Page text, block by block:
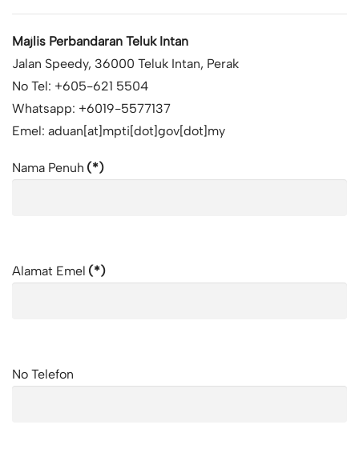
Majlis Perbandaran Teluk Intan
Jalan Speedy, 36000 Teluk Intan, Perak
No Tel: +605-621 5504
Whatsapp: +6019-5577137
Emel: aduan[at]mpti[dot]gov[dot]my
Nama Penuh (*)
Alamat Emel (*)
No Telefon